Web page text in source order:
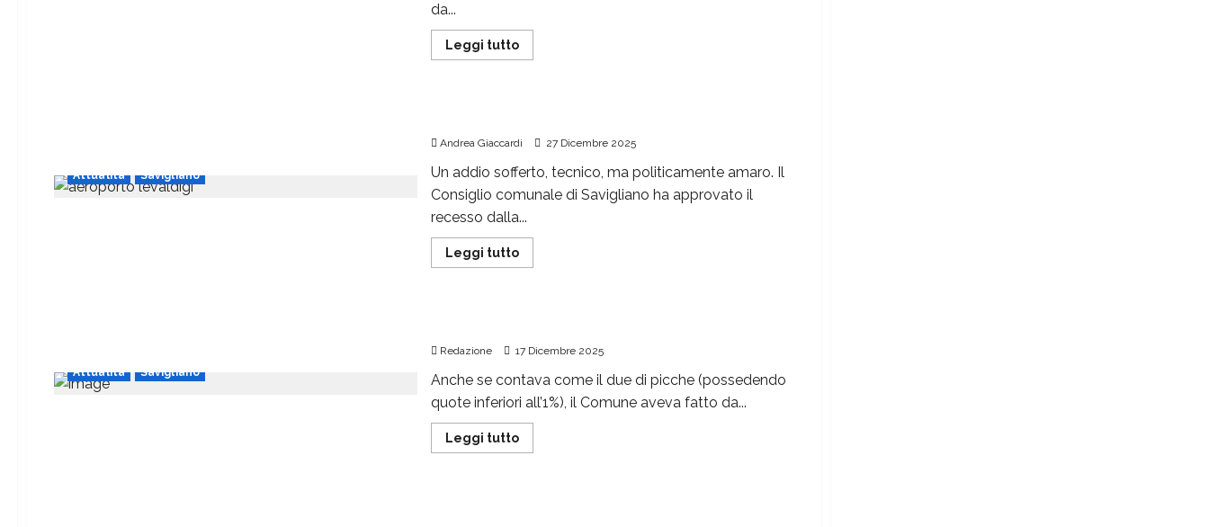
da...
Leggi tutto
Attualità Savigliano
Andrea Giaccardi 27 Dicembre 2025
Un addio sofferto, tecnico, ma politicamente amaro. Il
Consiglio comunale di Savigliano ha approvato il
recesso dalla...
Leggi tutto
Attualità Savigliano
Redazione 17 Dicembre 2025
Anche se contava come il due di picche (possedendo
quote inferiori all’1%), il Comune aveva fatto da...
Leggi tutto